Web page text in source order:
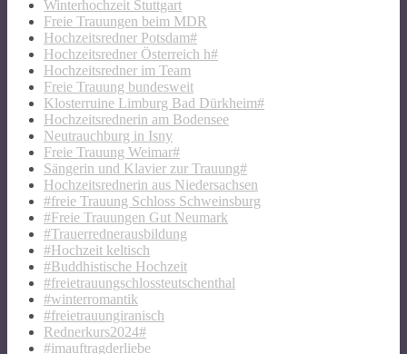
Winterhochzeit Stuttgart
Freie Trauungen beim MDR
Hochzeitsredner Potsdam#
Hochzeitsredner Österreich h#
Hochzeitsredner im Team
Freie Trauung bundesweit
Klosterruine Limburg Bad Dürkheim#
Hochzeitsrednerin am Bodensee
Neutrauchburg in Isny
Freie Trauung Weimar#
Sängerin und Klavier zur Trauung#
Hochzeitsrednerin aus Niedersachsen
#freie Trauung Schloss Schweinsburg
#Freie Trauungen Gut Neumark
#Trauerrednerausbildung
#Hochzeit keltisch
#Buddhistische Hochzeit
#freietrauungschlossteutschenthal
#winterromantik
#freietrauungiranisch
Rednerkurs2024#
#imauftragderliebe